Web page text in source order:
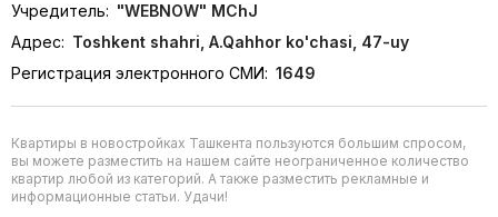
Учредитель: "WEBNOW" MChJ
Адрес: Toshkent shahri, A.Qahhor ko'chasi, 47-uy
Регистрация электронного СМИ: 1649
Квартиры в новостройках Ташкента пользуются большим спросом,
вы можете разместить на нашем сайте неограниченное количество
квартир любой из категорий. А также разместить рекламные и
информационные статьи. Удачи!